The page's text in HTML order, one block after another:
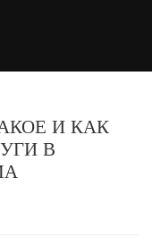
И КАК
В